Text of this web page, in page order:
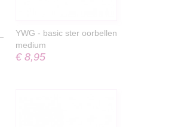
YWG - basic ster oorbellen
medium
€ 8,95